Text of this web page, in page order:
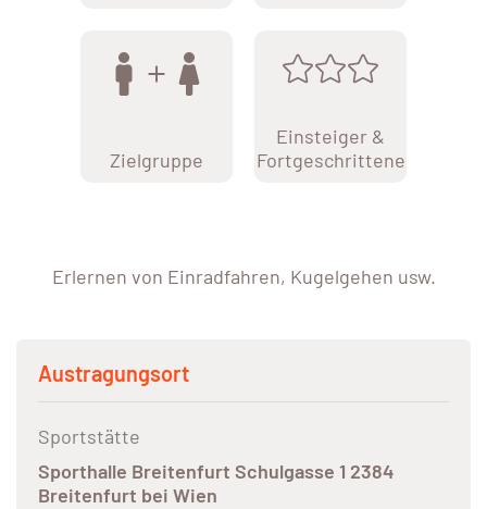
Zielgruppe
Einsteiger &
Fortgeschrittene
Erlernen von Einradfahren, Kugelgehen usw.
Austragungsort
Sportstätte
Sporthalle Breitenfurt Schulgasse 1 2384
Breitenfurt bei Wien